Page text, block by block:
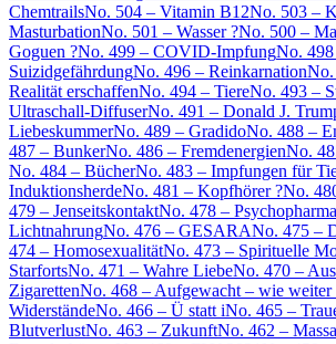
ChemtrailsNo. 504 – Vitamin B12No. 503 –
MasturbationNo. 501 – Wasser ?No. 500 –
Goguen ?No. 499 – COVID-ImpfungNo.
SuizidgefährdungNo. 496 – ReinkarnationNo.
Realität erschaffenNo. 494 – TiereNo. 493 –
Ultraschall-DiffuserNo. 491 – Donald J.
LiebeskummerNo. 489 – GradidoNo. 488 –
487 – BunkerNo. 486 – FremdenergienNo.
No. 484 – BücherNo. 483 – Impfungen für
InduktionsherdeNo. 481 – Kopfhörer ?No.
479 – JenseitskontaktNo. 478 –
LichtnahrungNo. 476 – GESARANo. 475 –
474 – HomosexualitätNo. 473 – Spirituelle
StarfortsNo. 471 – Wahre LiebeNo. 470 –
ZigarettenNo. 468 – Aufgewacht – wie weiter
WiderständeNo. 466 – Ü statt iNo. 465 –
BlutverlustNo. 463 – ZukunftNo. 462 –